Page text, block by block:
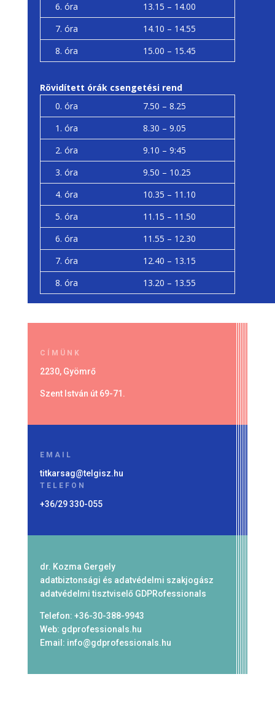
6. óra
13.15 – 14.00
7. óra
14.10 – 14.55
8. óra
15.00 – 15.45
Rövidített órák csengetési rend
0. óra
7.50 – 8.25
1. óra
8.30 – 9.05
2. óra
9.10 – 9:45
3. óra
9.50 – 10.25
4. óra
10.35 – 11.10
5. óra
11.15 – 11.50
6. óra
11.55 – 12.30
7. óra
12.40 – 13.15
8. óra
13.20 – 13.55
CÍMÜNK
2230, Gyömrő
Szent István út 69-71.
EMAIL
titkarsag@telgisz.hu
TELEFON
+36/29 330-055
dr. Kozma Gergely
adatbiztonsági és adatvédelmi szakjogász
adatvédelmi tisztviselő GDPRofessionals
Telefon: +36-30-388-9943
Web: gdprofessionals.hu
Email: info@gdprofessionals.hu